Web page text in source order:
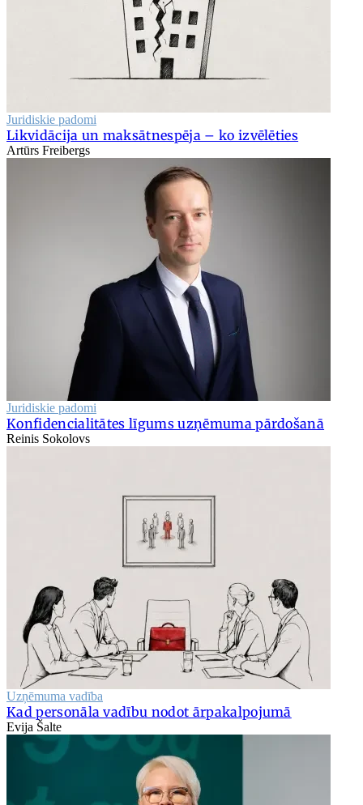
Juridiskie padomi
Likvidācija un maksātnespēja – ko izvēlēties
Artūrs Freibergs
Juridiskie padomi
Konfidencialitātes līgums uzņēmuma pārdošanā
Reinis Sokolovs
Uzņēmuma vadība
Kad personāla vadību nodot ārpakalpojumā
Evija Šalte